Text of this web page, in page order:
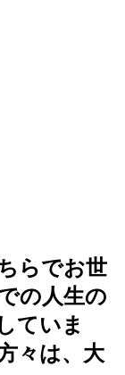
らでお世
の人生の
ていま
々は、大